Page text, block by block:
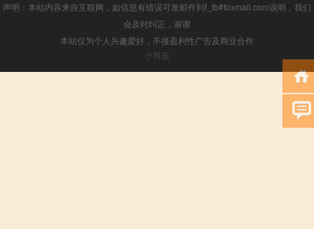
声明：本站内容来自互联网，如信息有错误可发邮件到f_fb#foxmail.com说明，我们
会及时纠正，谢谢
本站仅为个人兴趣爱好，不接盈利性广告及商业合作
小男孩